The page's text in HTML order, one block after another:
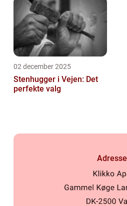
02 december 2025
Stenhugger i Vejen: Det
perfekte valg
Adresse